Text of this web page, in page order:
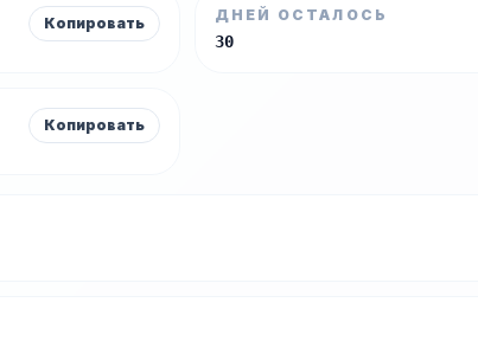
Копировать ДНЕЙ ОСТАЛОСЬ
30
Копировать